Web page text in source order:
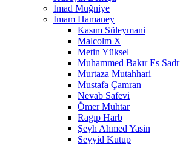
İmad Muğniye
İmam Hamaney
Kasım Süleymani
Malcolm X
Metin Yüksel
Muhammed Bakır Es Sadr
Murtaza Mutahhari
Mustafa Çamran
Nevab Safevi
Ömer Muhtar
Ragıp Harb
Şeyh Ahmed Yasin
Seyyid Kutup